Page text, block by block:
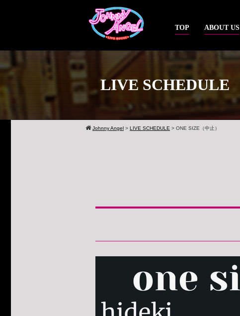
TOP ABOUT US
LIVE SCHEDULE
Johnny Angel > LIVE SCHEDULE > ONE SIZE（中止）